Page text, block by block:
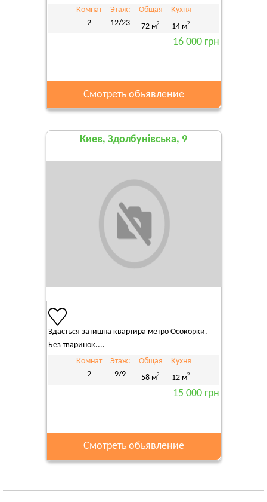
Комнат
2
Этаж:
12/23
Общая
72 м2
Кухня
14 м2
16 000 грн
Смотреть обьявление
Киев, Здолбунівська, 9
Здається затишна квартира метро Осокорки.
Без тваринок....
Комнат
2
Этаж:
9/9
Общая
58 м2
Кухня
12 м2
15 000 грн
Смотреть обьявление